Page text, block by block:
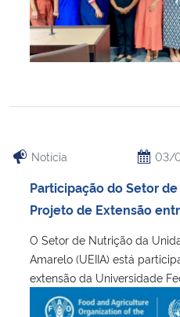
Notícia 03/
Participação do Setor
Projeto de Extensão
O Setor de Nutrição da
Amarelo (UEIIA) está
extensão da Universidade